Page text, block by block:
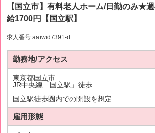
【国立市】有料老人ホーム/日勤のみ★
給1700円【国立駅】
求人番号:aaiwid7391-d
勤務地/アクセス
東京都国立市
JR中央線「国立駅」徒歩
国立駅徒歩圏内での開設を想定
雇用形態